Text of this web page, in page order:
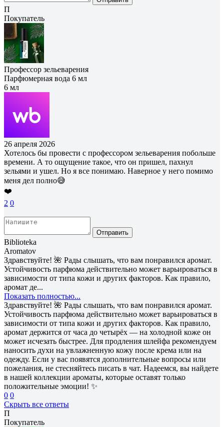
П
Покупатель
Профессор зельеварения
Парфюмерная вода 6 мл
6 мл
26 апреля 2026
Хотелось бы провести с профессором зельеварения побольше
времени. А то ощущение такое, что он пришел, пахнул
зельями и ушел. Но я все понимаю. Наверное у него помимо
меня дел полно😅
❤️
2 0
Отправить
Biblioteka
Aromatov
Здравствуйте! 🌺 Рады слышать, что вам понравился аромат.
Устойчивость парфюма действительно может варьироваться в
зависимости от типа кожи и других факторов. Как правило,
аромат де...
Показать полностью...
Здравствуйте! 🌺 Рады слышать, что вам понравился аромат.
Устойчивость парфюма действительно может варьироваться в
зависимости от типа кожи и других факторов. Как правило,
аромат держится от часа до четырёх — на холодной коже он
может исчезать быстрее. Для продления шлейфа рекомендуем
наносить духи на увлажненную кожу после крема или на
одежду. Если у вас появятся дополнительные вопросы или
пожелания, не стесняйтесь писать в чат. Надеемся, вы найдете
в нашей коллекции ароматы, которые оставят только
положительные эмоции! ✨
0 0
Скрыть все ответы
П
Покупатель